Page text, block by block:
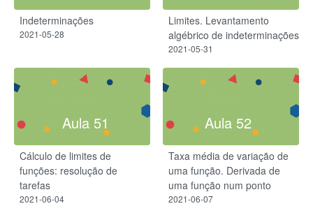
Indeterminações
2021-05-28
Limites. Levantamento
algébrico de indeterminações
2021-05-31
Aula 51
Cálculo de limites de
funções: resolução de
tarefas
2021-06-04
Aula 52
Taxa média de variação de
uma função. Derivada de
uma função num ponto
2021-06-07